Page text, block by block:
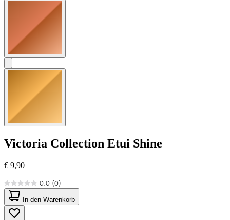
Victoria Collection Etui Shine
€ 9,90
0.0 (0)
0.0
von
5
Sternen.
In den Warenkorb